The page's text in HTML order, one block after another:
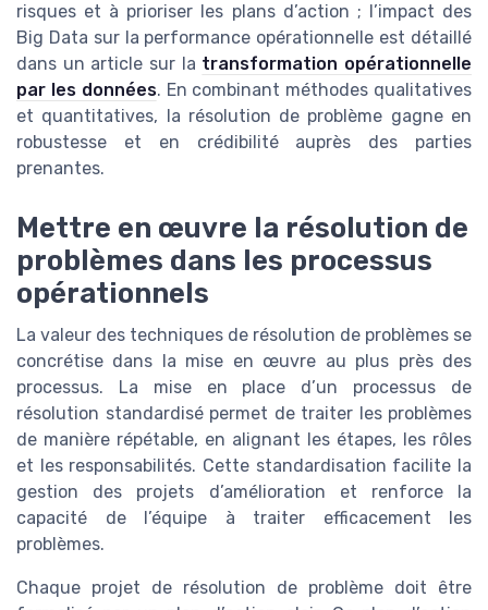
risques et à prioriser les plans d’action ; l’impact des
Big Data sur la performance opérationnelle est détaillé
dans un article sur la transformation opérationnelle
par les données. En combinant méthodes qualitatives
et quantitatives, la résolution de problème gagne en
robustesse et en crédibilité auprès des parties
prenantes.
Mettre en œuvre la résolution de
problèmes dans les processus
opérationnels
La valeur des techniques de résolution de problèmes se
concrétise dans la mise en œuvre au plus près des
processus. La mise en place d’un processus de
résolution standardisé permet de traiter les problèmes
de manière répétable, en alignant les étapes, les rôles
et les responsabilités. Cette standardisation facilite la
gestion des projets d’amélioration et renforce la
capacité de l’équipe à traiter efficacement les
problèmes.
Chaque projet de résolution de problème doit être